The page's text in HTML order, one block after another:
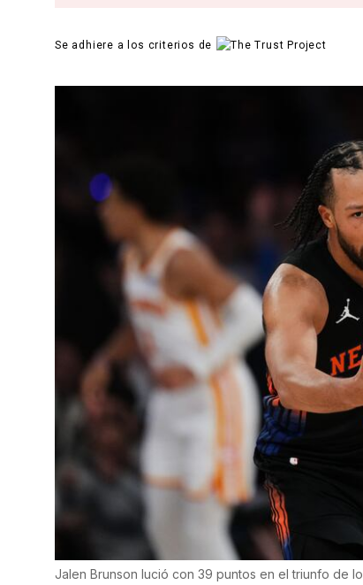
Se adhiere a los criterios de
Jalen Brunson lució con 39 puntos en el triunfo de